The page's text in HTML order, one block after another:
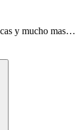
y mucho mas…